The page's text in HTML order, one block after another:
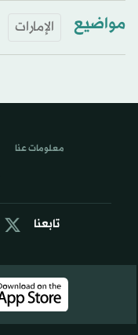
مواضيع الإمارات
تابعنا
معلومات عنا